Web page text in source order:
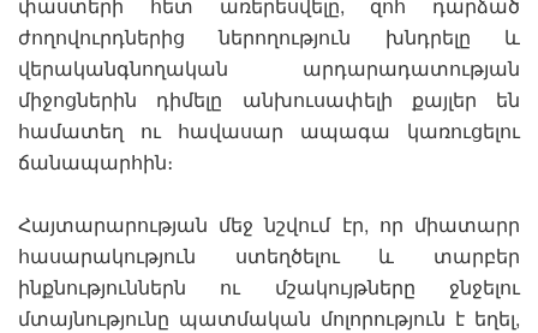
ժողովուրդներից ներողություն խնդրելը և
վերականգնողական արդարադատության
միջոցներին դիմելը անխուսափելի քայլեր են
համատեղ ու հավասար ապագա կառուցելու
ճանապարհին։
Հայտարարության մեջ նշվում էր, որ միատարր
հասարակություն ստեղծելու և տարբեր
ինքնություններն ու մշակույթները ջնջելու
մտայնությունը պատմական մոլորություն է եղել,